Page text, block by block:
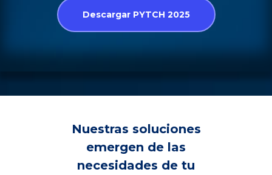
Descargar PYTCH 2025
Nuestras soluciones
emergen de las
necesidades de tu